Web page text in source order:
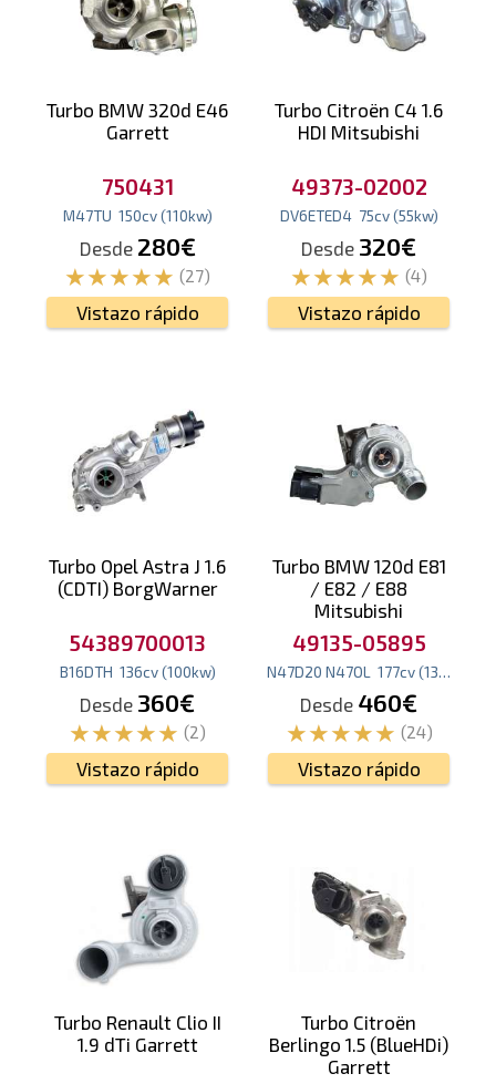
Turbo BMW 320d E46
Garrett
750431
M47TU 150cv (110kw)
Desde 280€
(27)
Vistazo rápido
Turbo Citroën C4 1.6
HDI Mitsubishi
49373-02002
DV6ETED4 75cv (55kw)
Desde 320€
(4)
Vistazo rápido
Turbo Opel Astra J 1.6
(CDTI) BorgWarner
54389700013
B16DTH 136cv (100kw)
Desde 360€
(2)
Vistazo rápido
Turbo BMW 120d E81
/ E82 / E88
Mitsubishi
49135-05895
N47D20 N47OL 177cv(130 kw
Desde 460€
(24)
Vistazo rápido
Turbo Renault Clio II
1.9 dTi Garrett
Turbo Citroën
Berlingo 1.5 (BlueHDi)
Garrett